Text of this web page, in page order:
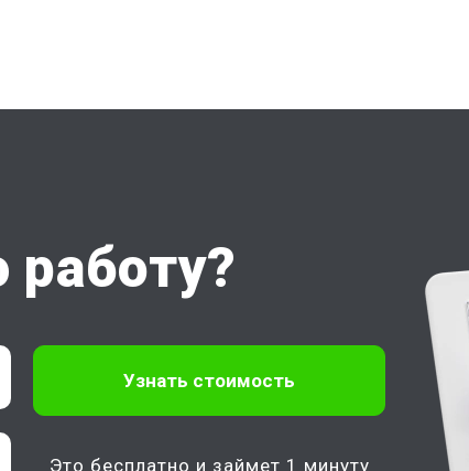
Это бесплатно и займет 1 минуту